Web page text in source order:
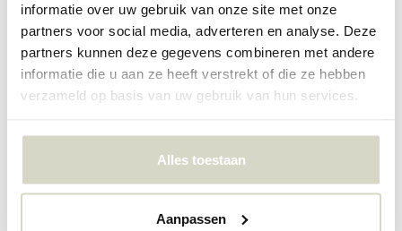
informatie over uw gebruik van onze site met onze
partners voor social media, adverteren en analyse. Deze
partners kunnen deze gegevens combineren met andere
informatie die u aan ze heeft verstrekt of die ze hebben
verzameld op basis van uw gebruik van hun services.
Alles toestaan
Aanpassen
De Bloomingville Mayotte schaal is een opvallende schaal op
standaard in een mat witte glazuur met een stoer grafisch
handgeschilderd patroon in zwart. Het is perfect ter decoratie of
gebruik het voor fruit of groenten. Afmeting Ø26x15cm
Afmeting: diameter 26 x hoogte 15cm
Kleur: zwart , wit
Overige: De schaal is met de hand geschilderd waardoor patroon
PRODUCTSPECIFICATIES